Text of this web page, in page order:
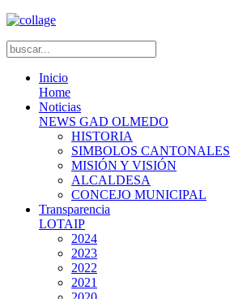
Inicio
Home
Noticias
NEWS GAD OLMEDO
HISTORIA
SIMBOLOS CANTONALES
MISIÓN Y VISIÓN
ALCALDESA
CONCEJO MUNICIPAL
Transparencia
LOTAIP
2024
2023
2022
2021